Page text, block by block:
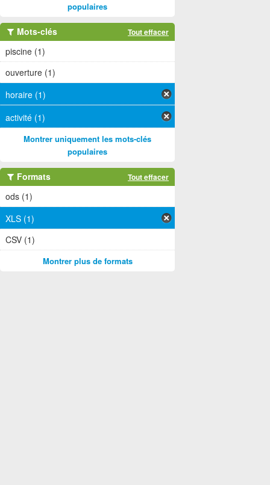
populaires
Mots-clés Tout effacer
piscine (1)
ouverture (1)
horaire (1)
activité (1)
Montrer uniquement les mots-clés
populaires
Formats Tout effacer
ods (1)
XLS (1)
CSV (1)
Montrer plus de formats